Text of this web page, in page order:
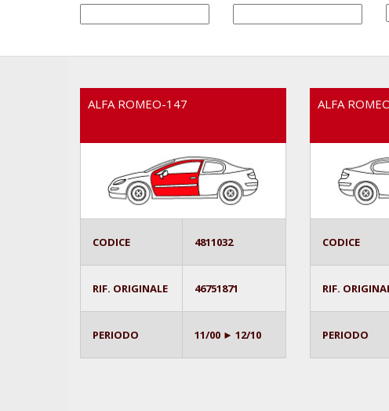
ALFA ROMEO-147
CODICE 4811032
RIF. ORIGINALE 46751871
PERIODO 11/00 ► 12/10
ALFA
CODICE
RIF.
PERIODO